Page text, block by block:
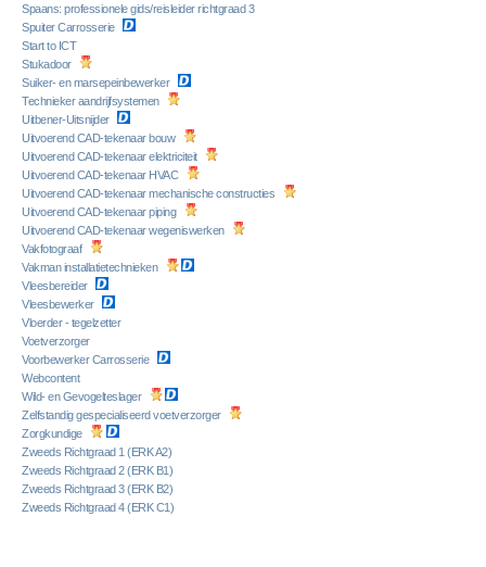
Spaans: professionele gids/reisleider richtgraad 3
Spuiter Carrosserie
Start to ICT
Stukadoor
Suiker- en marsepeinbewerker
Technieker aandrijfsystemen
Uitbener-Uitsnijder
Uitvoerend CAD-tekenaar bouw
Uitvoerend CAD-tekenaar elektriciteit
Uitvoerend CAD-tekenaar HVAC
Uitvoerend CAD-tekenaar mechanische constructies
Uitvoerend CAD-tekenaar piping
Uitvoerend CAD-tekenaar wegeniswerken
Vakfotograaf
Vakman installatietechnieken
Vleesbereider
Vleesbewerker
Vloerder - tegelzetter
Voetverzorger
Voorbewerker Carrosserie
Webcontent
Wild- en Gevogelteslager
Zelfstandig gespecialiseerd voetverzorger
Zorgkundige
Zweeds Richtgraad 1 (ERK A2)
Zweeds Richtgraad 2 (ERK B1)
Zweeds Richtgraad 3 (ERK B2)
Zweeds Richtgraad 4 (ERK C1)